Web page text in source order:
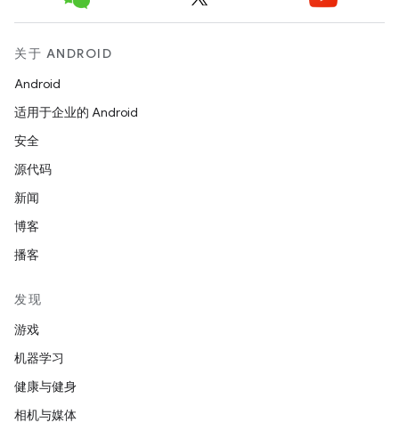
关于 ANDROID
Android
适用于企业的 Android
安全
源代码
新闻
博客
播客
发现
游戏
机器学习
健康与健身
相机与媒体